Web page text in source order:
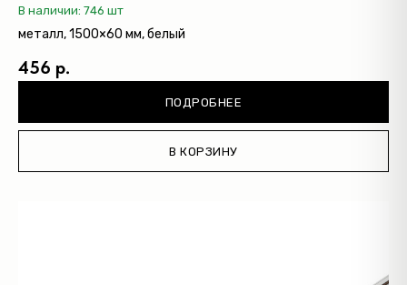
В наличии: 746 шт
металл, 1500×60 мм, белый
456 р.
ПОДРОБНЕЕ
В КОРЗИНУ